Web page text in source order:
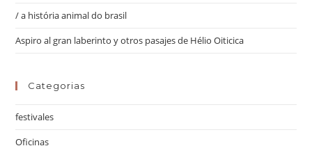
/ a história animal do brasil
Aspiro al gran laberinto y otros pasajes de Hélio Oiticica
Categorias
festivales
Oficinas